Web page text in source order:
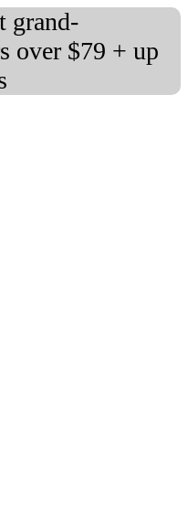
grand-
over $79 + up